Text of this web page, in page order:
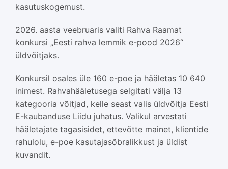
kasutuskogemust.
2026. aasta veebruaris valiti Rahva Raamat
konkursi „Eesti rahva lemmik e-pood 2026“
üldvõitjaks.
Konkursil osales üle 160 e-poe ja hääletas 10 640
inimest. Rahvahääletusega selgitati välja 13
kategooria võitjad, kelle seast valis üldvõitja Eesti
E-kaubanduse Liidu juhatus. Valikul arvestati
hääletajate tagasisidet, ettevõtte mainet, klientide
rahulolu, e-poe kasutajasõbralikkust ja üldist
kuvandit.